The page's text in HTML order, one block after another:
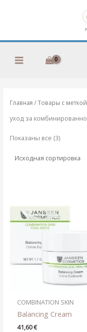
Главная / Товары с
уход за
Показаны все (3)
COMBINATION SKIN
Balancing Cream
41,60€